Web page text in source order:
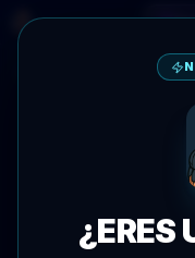
🎮
Belal
¿ERES